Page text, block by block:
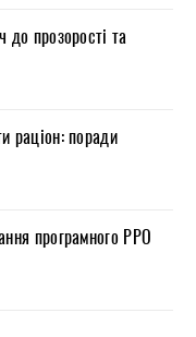
до прозорості та
раціон: поради
програмного РРО